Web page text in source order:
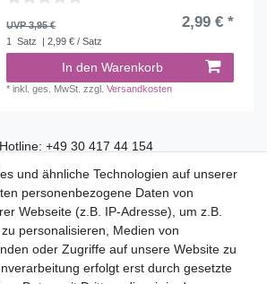
UVP 3,95 € 2,99 € *
1 Satz | 2,99 € / Satz
In den Warenkorb
*inkl. ges. MwSt. zzgl.Versandkosten
Hotline: +49 30 417 44 154
30 Tage Rückgaberecht
ab 75 € in Deutschland
und ähnliche Technologien auf unserer
personenbezogene Daten von
Webseite (z.B. IP-Adresse), um z.B.
personalisieren, Medien von
oder Zugriffe auf unsere Website zu
erfolgt erst durch gesetzte